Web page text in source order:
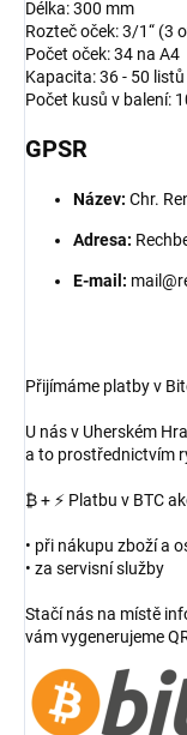
Délka: 300 mm
Rozteč oček: 3/1“ (3
Počet oček: 34 na A4
Kapacita: 36 - 50
Počet kusů v balení:
GPSR
Název: Chr.
Adresa:
E-mail:
Přijímáme platby v
U nás v Uherském
a to prostřednictvím
₿ + ⚡ Platbu v BTC
• při nákupu zboží a
• za servisní služby
Stačí nás na místě
vám vygenerujeme